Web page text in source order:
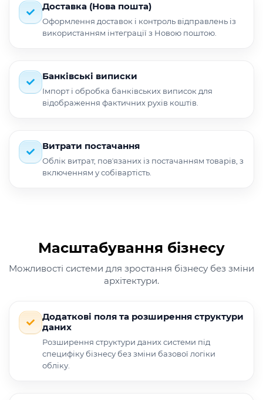
Доставка (Нова пошта)
Оформлення доставок і контроль відправлень із
використанням інтеграції з Новою поштою.
Банківські виписки
Імпорт і обробка банківських виписок для
відображення фактичних рухів коштів.
Витрати постачання
Облік витрат, повʼязаних із постачанням товарів, з
включенням у собівартість.
Масштабування бізнесу
Можливості системи для зростання бізнесу без зміни
архітектури.
Додаткові поля та розширення структури
даних
Розширення структури даних системи під
специфіку бізнесу без зміни базової логіки
обліку.